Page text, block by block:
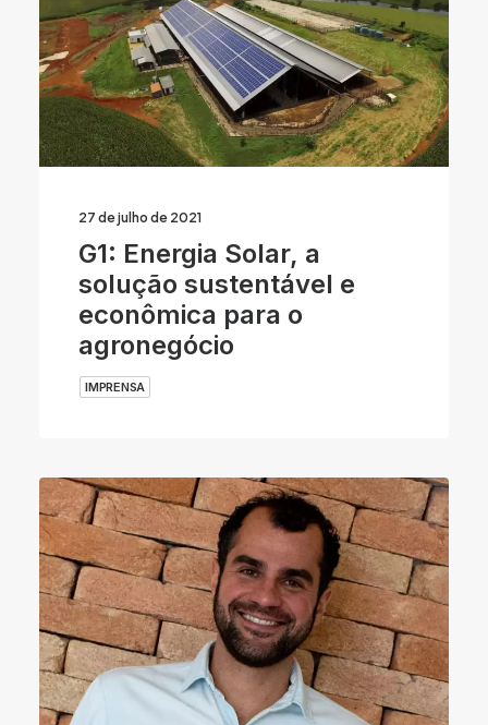
27 de julho de 2021
G1: Energia Solar, a
solução sustentável e
econômica para o
agronegócio
IMPRENSA